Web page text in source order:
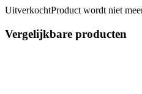
UitverkochtProduct wordt niet
Vergelijkbare producten